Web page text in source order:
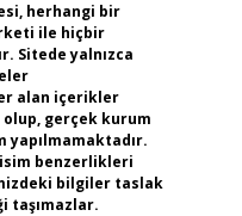
herhangi bir
ile hiçbir
Sitede yalnızca
alan içerikler
gerçek kurum
yapılmamaktadır.
benzerlikleri
bilgiler taslak
taşımazlar.